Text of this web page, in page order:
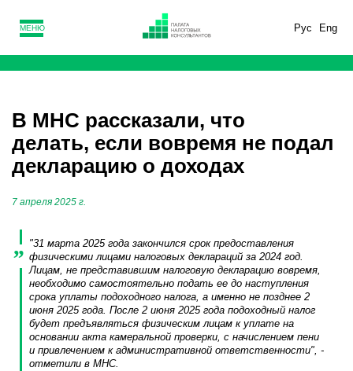
Рус Eng
МЕНЮ
В МНС рассказали, что
делать, если вовремя не подал
декларацию о доходах
7 апреля 2025 г.
"31 марта 2025 года закончился срок предоставления
физическими лицами налоговых деклараций за 2024 год.
Лицам, не представившим налоговую декларацию вовремя,
необходимо самостоятельно подать ее до наступления
срока уплаты подоходного налога, а именно не позднее 2
июня 2025 года. После 2 июня 2025 года подоходный налог
будет предъявляться физическим лицам к уплате на
основании акта камеральной проверки, с начислением пени
и привлечением к административной ответственности", -
отметили в МНС.